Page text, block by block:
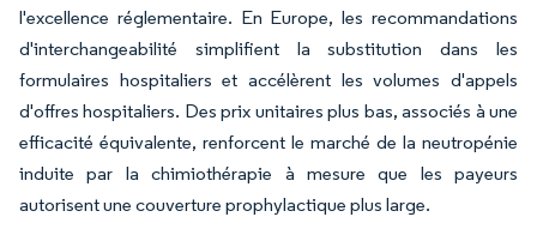
l'excellence réglementaire. En Europe, les recommandations
d'interchangeabilité simplifient la substitution dans les
formulaires hospitaliers et accélèrent les volumes d'appels
d'offres hospitaliers. Des prix unitaires plus bas, associés à une
efficacité équivalente, renforcent le marché de la neutropénie
induite par la chimiothérapie à mesure que les payeurs
autorisent une couverture prophylactique plus large.